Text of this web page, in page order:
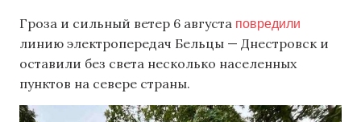
Гроза и сильный ветер 6 августа повредили
линию электропередач Бельцы — Днестровск и
оставили без света несколько населенных
пунктов на севере страны.